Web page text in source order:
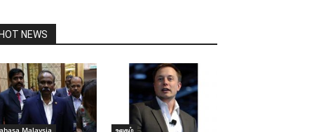
NEWS
Malaysia உலகம்